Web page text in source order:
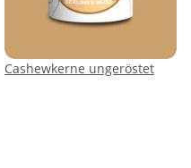
Cashewkerne ungeröstet